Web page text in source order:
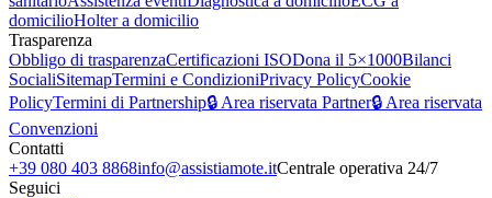
domicilioHolter a domicilio
Trasparenza
Obbligo di trasparenzaCertificazioni ISODona il 5×1000Bilanci
SocialiSitemapTermini e CondizioniPrivacy PolicyCookie
PolicyTermini di Partnership🔒 Area riservata Partner🔒 Area riservata
Convenzioni
Contatti
+39 080 403 8868info@assistiamote.itCentrale operativa 24/7
Seguici